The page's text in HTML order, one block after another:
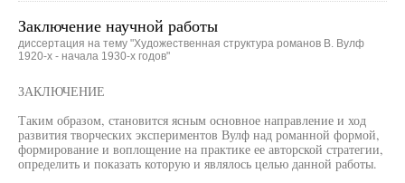
Заключение научной работы
диссертация на тему "Художественная структура романов В. Вулф
1920-х - начала 1930-х годов"
ЗАКЛЮЧЕНИЕ
Таким образом, становится ясным основное направление и ход
развития творческих экспериментов Вулф над романной формой,
формирование и воплощение на практике ее авторской стратегии,
определить и показать которую и являлось целью данной работы.